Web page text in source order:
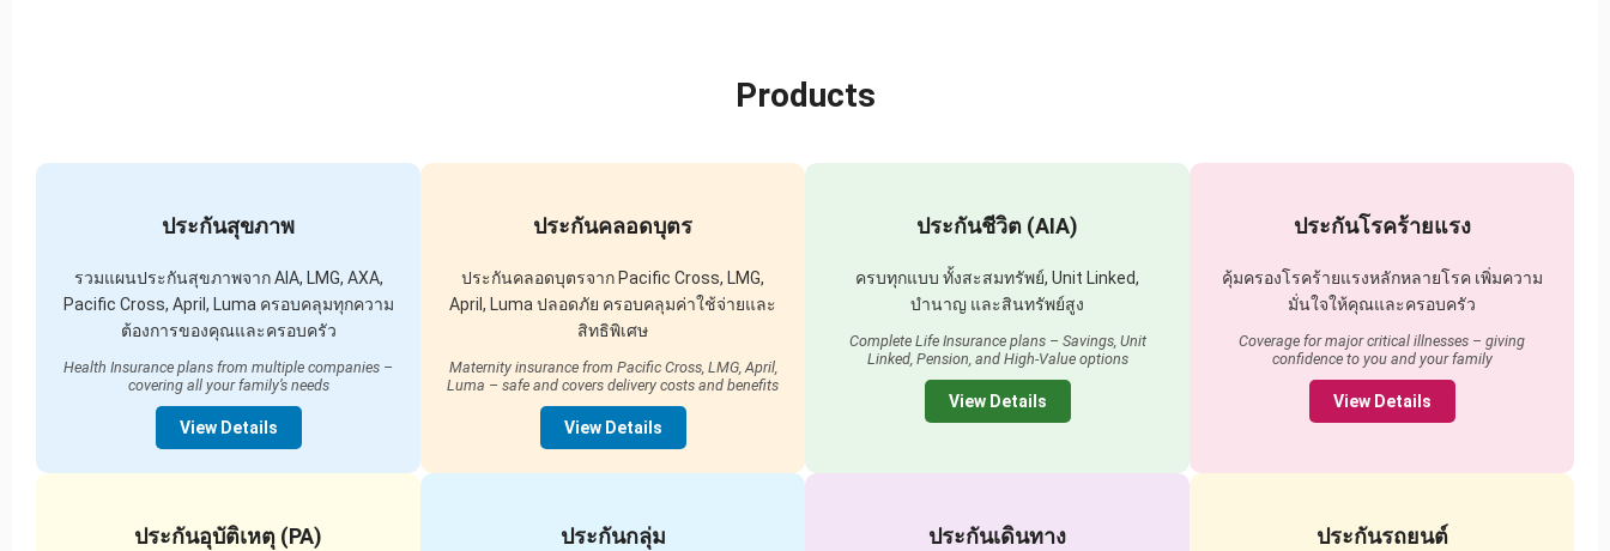
Products
ประกันสุขภาพ
รวมแผนประกันสุขภาพจาก AIA, LMG, AXA,
Pacific Cross, April, Luma ครอบคลุมทุกความ
ต้องการของคุณและครอบครัว
Health Insurance plans from multiple companies –
covering all your family’s needs
View Details
ประกันคลอดบุตร
ประกันคลอดบุตรจาก Pacific Cross, LMG,
April, Luma ปลอดภัย ครอบคลุมค่าใช้จ่ายและ
สิทธิพิเศษ
Maternity insurance from Pacific Cross, LMG, April,
Luma – safe and covers delivery costs and benefits
View Details
ประกันชีวิต (AIA)
ครบทุกแบบ ทั้งสะสมทรัพย์, Unit Linked,
บำนาญ และสินทรัพย์สูง
Complete Life Insurance plans – Savings, Unit
Linked, Pension, and High-Value options
View Details
ประกันโรคร้ายแรง
คุ้มครองโรคร้ายแรงหลักหลายโรค เพิ่มความ
มั่นใจให้คุณและครอบครัว
Coverage for major critical illnesses – giving
confidence to you and your family
View Details
ประกันอุบัติเหตุ (PA) ประกันกลุ่ม ประกันเดินทาง ประกันรถยนต์